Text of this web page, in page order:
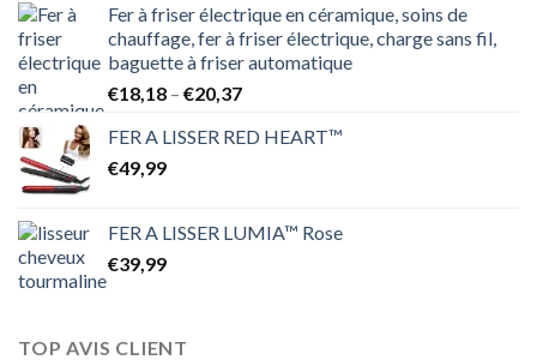
Fer à friser électrique en céramique, soins de
chauffage, fer à friser électrique, charge sans fil,
baguette à friser automatique
€18,18 – €20,37Price
€18,18
FER A LISSER RED HEART™
€49,99
FER A LISSER LUMIA™ Rose
€39,99
TOP AVIS CLIENT